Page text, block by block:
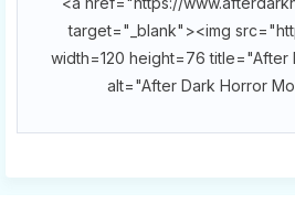
target="_blank"><img
width=120 height=76 title="After
alt="After Dark Horror